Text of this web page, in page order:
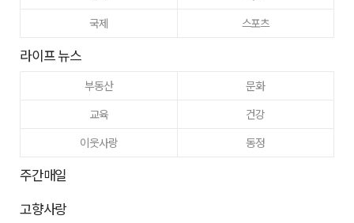
국제
스포츠
라이프 뉴스
부동산
문화
교육
건강
이웃사랑
동정
주간매일
고향사랑